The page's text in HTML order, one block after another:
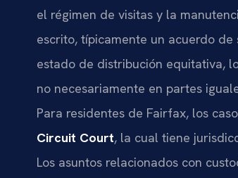
el régimen de visitas y la
escrito, típicamente un acuerdo
estado de distribución equitativa,
no necesariamente en partes
Para residentes de Fairfax, los
Circuit Court, la cual tiene
Los asuntos relacionados con